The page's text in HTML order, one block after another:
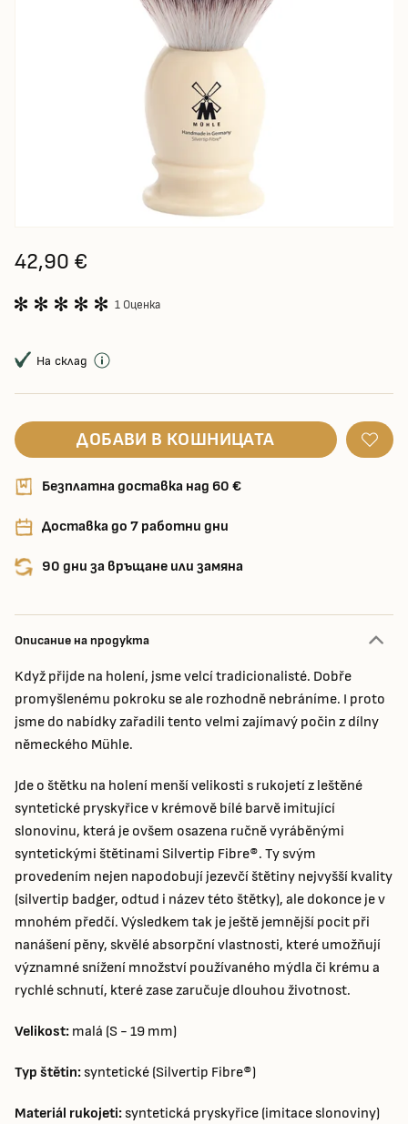
42,90 €
1 Оценка
На склад
ДОБАВИ В КОШНИЦАТА
Безплатна доставка над 60 €
Доставка до 7 работни дни
90 дни за връщане или замяна
Описание на продукта
Když přijde na holení, jsme velcí tradicionalisté. Dobře
promyšlenému pokroku se ale rozhodně nebráníme. I proto
jsme do nabídky zařadili tento velmi zajímavý počin z dílny
německého Mühle.
Jde o štětku na holení menší velikosti s rukojetí z leštěné
syntetické pryskyřice v krémově bílé barvě imitující
slonovinu, která je ovšem osazena ručně vyráběnými
syntetickými štětinami Silvertip Fibre®. Ty svým
provedením nejen napodobují jezevčí štětiny nejvyšší kvality
(silvertip badger, odtud i název této štětky), ale dokonce je v
mnohém předčí. Výsledkem tak je ještě jemnější pocit při
nanášení pěny, skvělé absorpční vlastnosti, které umožňují
významné snížení množství používaného mýdla či krému a
rychlé schnutí, které zase zaručuje dlouhou životnost.
Velikost: malá (S - 19 mm)
Typ štětin: syntetické (Silvertip Fibre®)
Materiál rukojeti: syntetická pryskyřice (imitace slonoviny)